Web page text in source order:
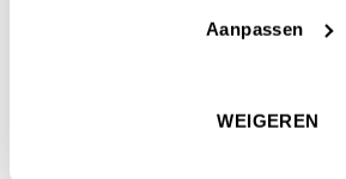
Aanpassen
WEIGEREN